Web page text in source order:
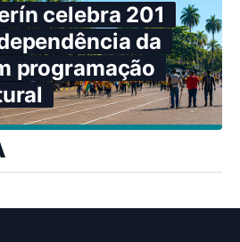
celebra 201
da
programação